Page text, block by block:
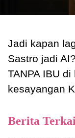
Jadi kapan
Sastro jadi
TANPA IBU
kesayangan
Berita